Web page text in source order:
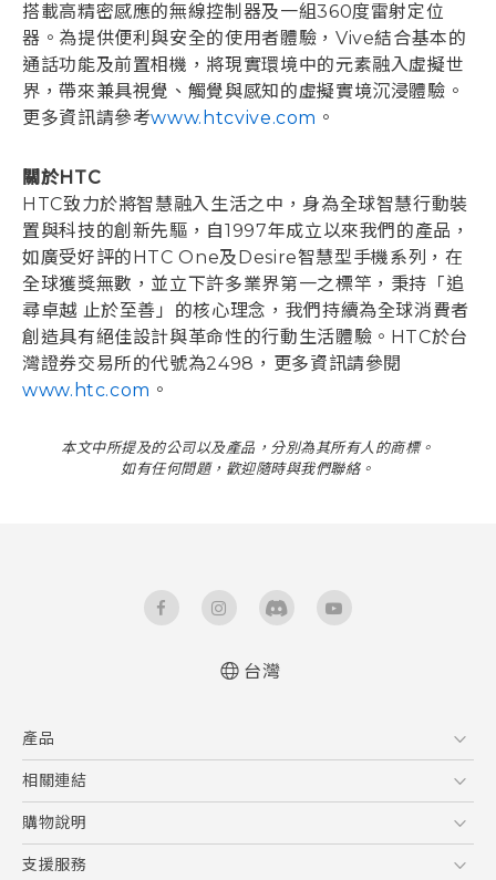
搭載高精密感應的無線控制器及一組360度雷射定位
器。為提供便利與安全的使用者體驗，Vive結合基本的
通話功能及前置相機，將現實環境中的元素融入虛擬世
界，帶來兼具視覺、觸覺與感知的虛擬實境沉浸體驗。
更多資訊請參考www.htcvive.com 。
關於HTC
HTC致力於將智慧融入生活之中，身為全球智慧行動裝
置與科技的創新先驅，自1997年成立以來我們的產品，
如廣受好評的HTC One及Desire智慧型手機系列，在
全球獲獎無數，並立下許多業界第一之標竿，秉持「追
尋卓越 止於至善」的核心理念，我們持續為全球消費者
創造具有絕佳設計與革命性的行動生活體驗。HTC於台
灣證券交易所的代號為2498，更多資訊請參閱
www.htc.com 。
本文中所提及的公司以及產品，分別為其所有人的商標。
如有任何問題，歡迎隨時與我們聯絡。
台灣
產品
5G
智慧型手機
配件
相關連結
HTC Research
購物說明
購物須知
支援服務